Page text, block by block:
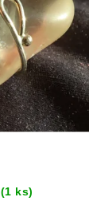
(1 ks)